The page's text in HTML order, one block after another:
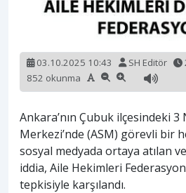
03.10.2025 10:43 SH Editör
852 okunma
Ankara’nın Çubuk ilçesindeki 3
Merkezi’nde (ASM) görevli bir
sosyal medyada ortaya atılan
iddia, Aile Hekimleri
tepkisiyle karşılandı.